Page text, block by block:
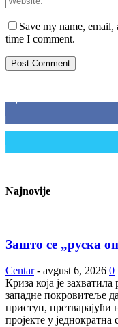
Save my name,
time I comment.
0 Followers
Najnovije
Зашто се „руска
Centar - avgust 6, 2026 0
Криза која је
западне покровитеље
приступ,
пројекте у једнократна